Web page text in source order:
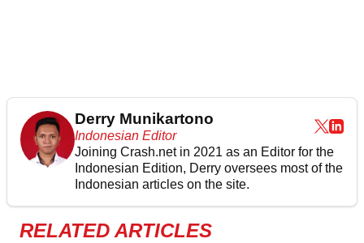
Derry Munikartono
Indonesian Editor
Joining Crash.net in 2021 as an Editor for the
Indonesian Edition, Derry oversees most of the
Indonesian articles on the site.
RELATED ARTICLES